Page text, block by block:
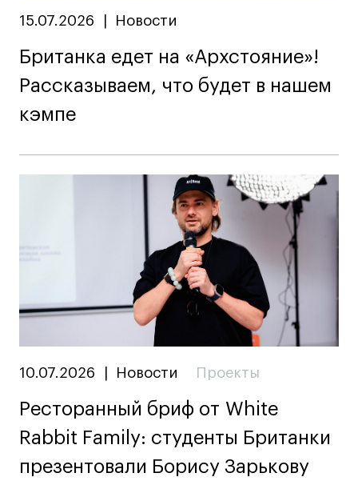
15.07.2026 Новости
Британка едет на «Архстояние»!
Рассказываем, что будет в нашем
кэмпе
10.07.2026 Новости Проекты
Ресторанный бриф от White
Rabbit Family: студенты Британки
презентовали Борису Зарькову